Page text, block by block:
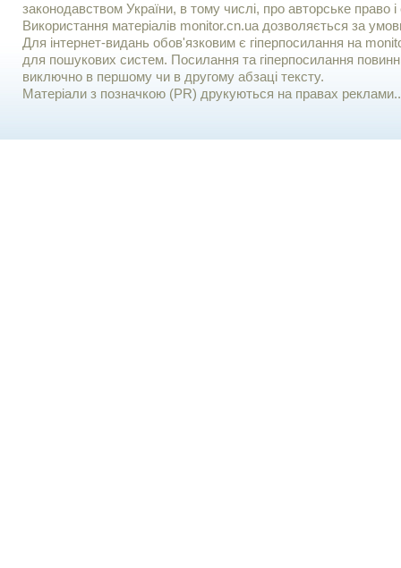
законодавством України, в тому числі, про авторське право і
Використання матерiалiв monitor.cn.ua дозволяється за
Для iнтернет-видань обов'язковим є гiперпосилання на
для пошукових систем. Посилання та гіперпосилання
виключно в першому чи в другому абзаці тексту.
Матеріали з позначкою (PR) друкуються на правах реклами..